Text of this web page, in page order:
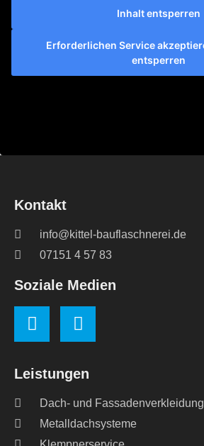
Inhalt entsperren
Erforderlichen Service
entsperren
Leistungen
Dach- und Fassadenverkleidung
Metalldachsysteme
Kontakt
info@kittel-bauflaschnerei.de
07151 4 57 83
Soziale Medien